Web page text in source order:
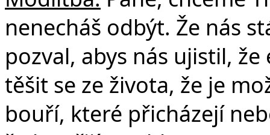
nenecháš odbýt. Že nás
pozval, abys nás ujistil,
těšit se ze života, že je
bouří, které přicházejí